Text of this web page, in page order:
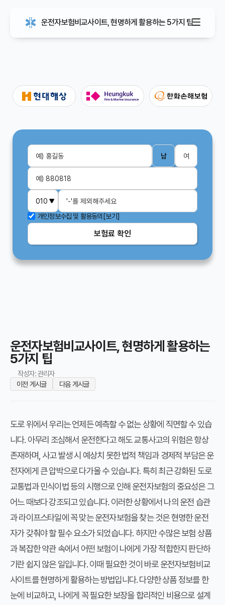
운전자보험비교사이트, 현명하게 활용하는 5가지 팁
남 여
개인정보수집 및 활용동의[보기]
보험료 확인
운전자보험비교사이트, 현명하게 활용하는
5가지 팁
작성자: 관리자
이전 게시글
다음 게시글
도로 위에서 우리는 언제든 예측할 수 없는 상황에 직면할 수 있습
니다. 아무리 조심해서 운전한다고 해도 교통사고의 위험은 항상
존재하며, 사고 발생 시 예상치 못한 법적 책임과 경제적 부담은 운
전자에게 큰 압박으로 다가올 수 있습니다. 특히 최근 강화된 도로
교통법과 민식이법 등의 시행으로 인해 운전자보험의 중요성은 그
어느 때보다 강조되고 있습니다. 이러한 상황에서 나의 운전 습관
과 라이프스타일에 꼭 맞는 운전자보험을 찾는 것은 현명한 운전
자가 갖춰야 할 필수 요소가 되었습니다. 하지만 수많은 보험 상품
과 복잡한 약관 속에서 어떤 보험이 나에게 가장 적합한지 판단하
기란 쉽지 않은 일입니다. 이때 필요한 것이 바로운전자보험비교
사이트를 현명하게 활용하는 방법입니다. 다양한 상품 정보를 한
눈에 비교하고, 나에게 꼭 필요한 보장을 합리적인 비용으로 설계